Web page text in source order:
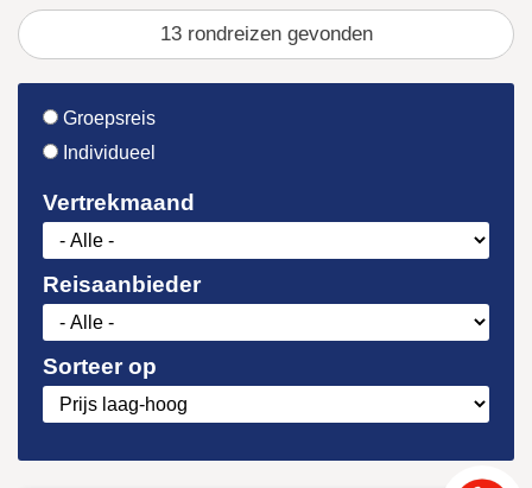
13 gevonden
Groepsreis
Individueel
Vertrekmaand
Reisaanbieder
Sorteer op